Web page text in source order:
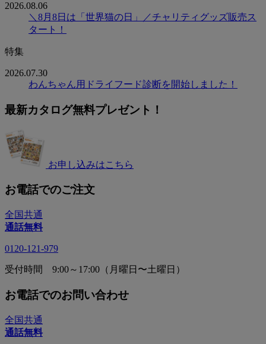
2026.08.06
＼8月8日は「世界猫の日」／チャリティグッズ販売ス
タート！
特集
2026.07.30
わんちゃん用ドライフード診断を開始しました！
最新カタログ無料プレゼント！
お申し込みはこちら
お電話でのご注文
全国共通
通話無料
0120-121-979
受付時間 9:00～17:00（月曜日〜土曜日）
お電話でのお問い合わせ
全国共通
通話無料